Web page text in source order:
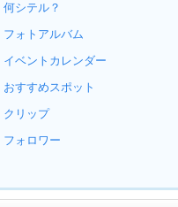
何シテル？
フォトアルバム
イベントカレンダー
おすすめスポット
クリップ
フォロワー